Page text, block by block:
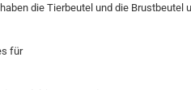
die Tierbeutel und die
für